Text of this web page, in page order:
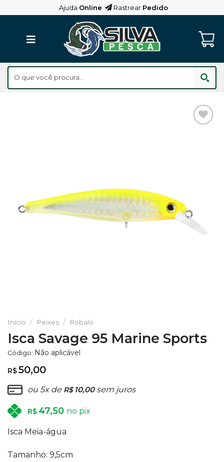
Ajuda Online Rastrear Pedido
Início / Peixes / Robalo
Isca Savage 95 Marine Sports
Código: Não aplicável
R$50,00
ou 5x de R$ 10,00sem juros
R$ 47,50 no pix
Isca Meia-água
Tamanho: 9,5cm